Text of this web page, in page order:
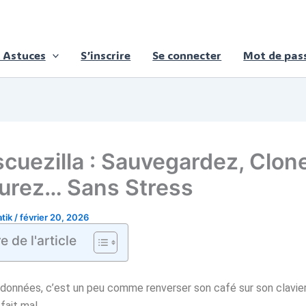
S’inscrire Se connecter Mot de
: Sauvegardez,
Sans Stress
/février 20, 2026
de l'article
c’est un peu comme renverser son café sur son